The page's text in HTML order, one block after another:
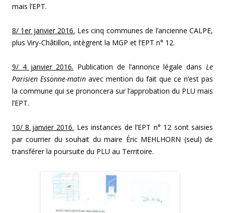
mais l’EPT.
8/ 1er janvier 2016. Les cinq communes de l’ancienne CALPE,
plus Viry-Châtillon, intègrent la MGP et l’EPT n° 12.
9/ 4 janvier 2016. Publication de l’annonce légale dansLe
Parisien Essonne-matin avec mention du fait que ce n’est pas
la commune qui se prononcera sur l’approbation du PLU mais
l’EPT.
10/ 8 janvier 2016. Les instances de l’EPT n° 12 sont saisies
par courrier du souhait du maire Éric MEHLHORN (seul) de
transférer la poursuite du PLU au Territoire.